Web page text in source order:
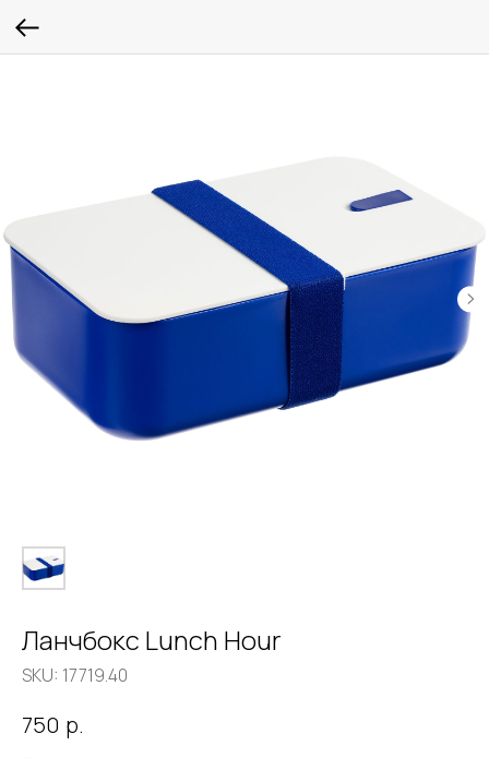
Ланчбокс Lunch Hour
SKU: 17719.40
750 р.